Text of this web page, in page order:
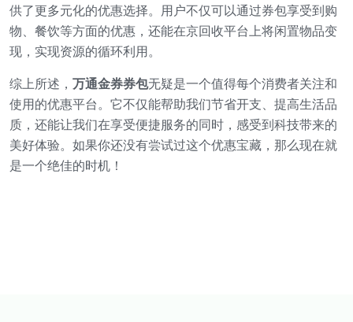
供了更多元化的优惠选择。用户不仅可以通过券包享受到购
物、餐饮等方面的优惠，还能在京回收平台上将闲置物品变
现，实现资源的循环利用。
综上所述， 万通金券券包无疑是一个值得每个消费者关注和
使用的优惠平台。它不仅能帮助我们节省开支、提高生活品
质，还能让我们在享受便捷服务的同时，感受到科技带来的
美好体验。如果你还没有尝试过这个优惠宝藏，那么现在就
是一个绝佳的时机！